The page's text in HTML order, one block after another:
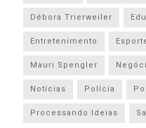
Débora Trierweiler
Entretenimento
Mauri Spengler
Notícias Polícia
Processando Ideias